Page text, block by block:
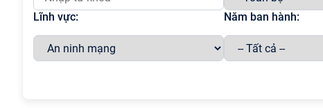
Lĩnh vực: Năm ban hành: